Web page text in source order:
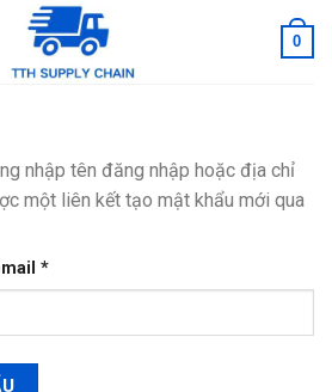
0
nhập tên đăng nhập hoặc địa chỉ
một liên kết tạo mật khẩu mới qua
*Bắt
buộc